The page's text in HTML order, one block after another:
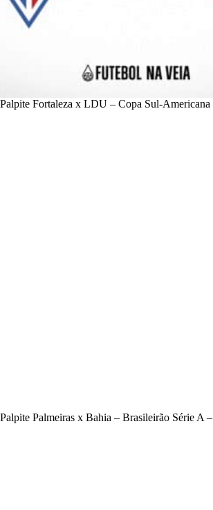
Palpite Fortaleza x LDU – Copa Sul-Americana
Palpite Palmeiras x Bahia – Brasileirão Série A